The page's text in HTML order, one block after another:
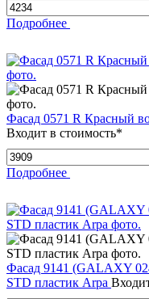
Подробнее
Фасад 0571 R Красный
Входит в стоимость*
Подробнее
Фасад 9141 (GALAXY
STD пластик Arpa